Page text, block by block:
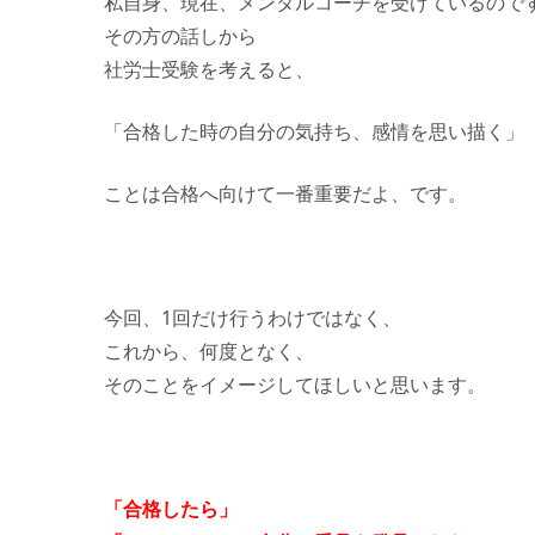
その方の話しから
社労士受験を考えると、
「合格した時の自分の気持ち、感情を思い描く」
ことは合格へ向けて一番重要だよ、です。
今回、1回だけ行うわけではなく、
これから、何度となく、
そのことをイメージしてほしいと思います。
「合格したら」